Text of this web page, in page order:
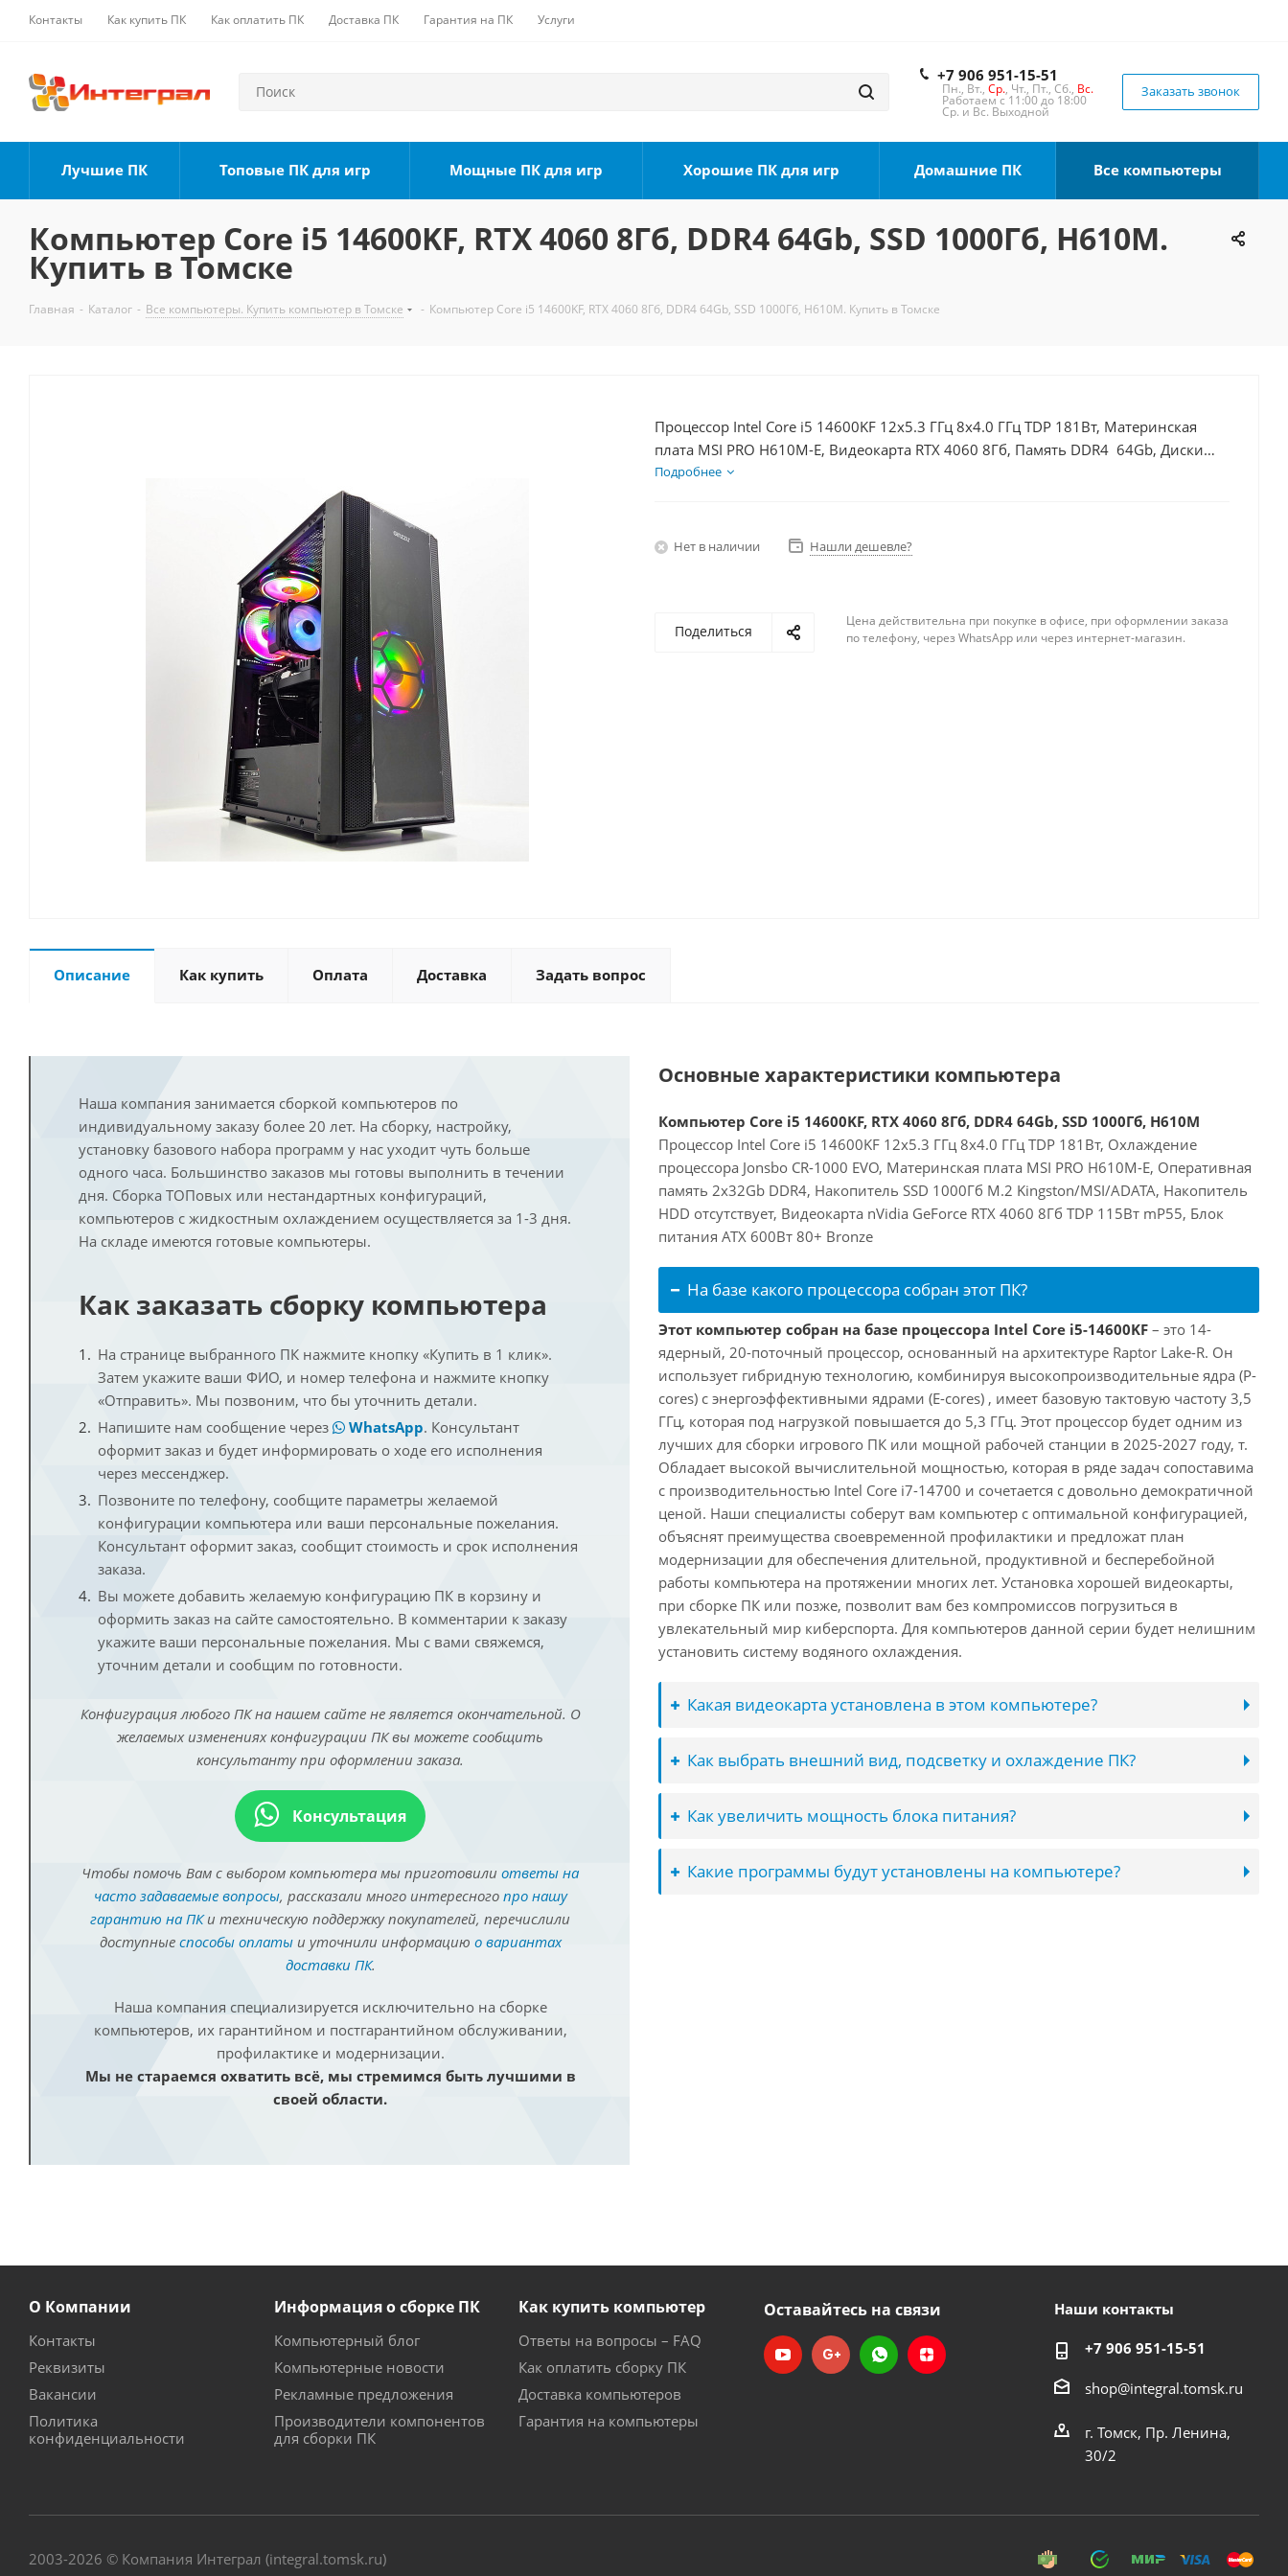
Контакты Как купить ПК Как оплатить ПК Доставка ПК Гарантия на ПК Услуги
+7 906 951-15-51
Пн., Вт., Ср., Чт., Пт., Сб., Вс.
Работаем с 11:00 до 18:00
Ср. и Вс. Выходной
Заказать звонок
Лучшие ПК Топовые ПК для игр Мощные ПК для игр Хорошие ПК для игр Домашние ПК Все компьютеры
Компьютер Core i5 14600KF, RTX 4060 8Гб, DDR4 64Gb, SSD 1000Гб, H610M.
Купить в Томске
Главная - Каталог - Все компьютеры. Купить компьютер в Томске - Компьютер Core i5 14600KF, RTX 4060 8Гб, DDR4 64Gb, SSD 1000Гб, H610M. Купить в Томске
Процессор Intel Core i5 14600KF 12x5.3 ГГц 8x4.0 ГГц TDP 181Вт, Материнская
плата MSI PRO H610M-E, Видеокарта RTX 4060 8Гб, Память DDR4 64Gb, Диски
SSD 1000Гб, БП 600Вт
Подробнее
Нет в наличии Нашли дешевле?
Поделиться
Цена действительна при покупке в офисе, при оформлении заказа
по телефону, через WhatsApp или через интернет-магазин.
Описание Как купить Оплата Доставка Задать вопрос
Наша компания занимается сборкой компьютеров по
индивидуальному заказу более 20 лет. На сборку, настройку,
установку базового набора программ у нас уходит чуть больше
одного часа. Большинство заказов мы готовы выполнить в течении
дня. Сборка ТОПовых или нестандартных конфигураций,
компьютеров с жидкостным охлаждением осуществляется за 1-3 дня.
На складе имеются готовые компьютеры.
Как заказать сборку компьютера
На странице выбранного ПК нажмите кнопку «Купить в 1 клик».
Затем укажите ваши ФИО, и номер телефона и нажмите кнопку
«Отправить». Мы позвоним, что бы уточнить детали.
Напишите нам сообщение через
WhatsApp. Консультант
оформит заказ и будет информировать о ходе его исполнения
через мессенджер.
Позвоните по телефону, сообщите параметры желаемой
конфигурации компьютера или ваши персональные пожелания.
Консультант оформит заказ, сообщит стоимость и срок исполнения
заказа.
Вы можете добавить желаемую конфигурацию ПК в корзину и
оформить заказ на сайте самостоятельно. В комментарии к заказу
укажите ваши персональные пожелания. Мы с вами свяжемся,
уточним детали и сообщим по готовности.
Конфигурация любого ПК на нашем сайте не является окончательной. О
желаемых изменениях конфигурации ПК вы можете сообщить
консультанту при оформлении заказа.
Консультация
Чтобы помочь Вам с выбором компьютера мы приготовили ответы на
часто задаваемые вопросы, рассказали много интересного про нашу
гарантию на ПКи техническую поддержку покупателей, перечислили
доступные способы оплатыи уточнили информацию о вариантах
доставки ПК.
Наша компания специализируется исключительно на сборке
компьютеров, их гарантийном и постгарантийном обслуживании,
профилактике и модернизации.
Мы не стараемся охватить всё, мы стремимся быть лучшими в
своей области.
Основные характеристики компьютера
Компьютер Core i5 14600KF, RTX 4060 8Гб, DDR4 64Gb, SSD 1000Гб, H610M
Процессор Intel Core i5 14600KF 12x5.3 ГГц 8x4.0 ГГц TDP 181Вт, Охлаждение
процессора Jonsbo CR-1000 EVO, Материнская плата MSI PRO H610M-E, Оперативная
память 2x32Gb DDR4, Накопитель SSD 1000Гб M.2 Kingston/MSI/ADATA, Накопитель
HDD отсутствует, Видеокарта nVidia GeForce RTX 4060 8Гб TDP 115Вт mP55, Блок
питания ATX 600Вт 80+ Bronze
На базе какого процессора собран этот ПК?
Этот компьютер собран на базе процессора Intel Core i5-14600KF – это 14-
ядерный, 20-поточный процессор, основанный на архитектуре Raptor Lake-R. Он
использует гибридную технологию, комбинируя высокопроизводительные ядра (P-
cores) с энергоэффективными ядрами (E-cores) , имеет базовую тактовую частоту 3,5
ГГц, которая под нагрузкой повышается до 5,3 ГГц. Этот процессор будет одним из
лучших для сборки игрового ПК или мощной рабочей станции в 2025-2027 году, т.
Обладает высокой вычислительной мощностью, которая в ряде задач сопоставима
с производительностью Intel Core i7-14700 и сочетается с довольно демократичной
ценой. Наши специалисты соберут вам компьютер с оптимальной конфигурацией,
объяснят преимущества своевременной профилактики и предложат план
модернизации для обеспечения длительной, продуктивной и бесперебойной
работы компьютера на протяжении многих лет. Установка хорошей видеокарты,
при сборке ПК или позже, позволит вам без компромиссов погрузиться в
увлекательный мир киберспорта. Для компьютеров данной серии будет нелишним
установить систему водяного охлаждения.
Какая видеокарта установлена в этом компьютере?
Как выбрать внешний вид, подсветку и охлаждение ПК?
Как увеличить мощность блока питания?
Какие программы будут установлены на компьютере?
О Компании
Контакты
Реквизиты
Вакансии
Политика
конфиденциальности
Информация о сборке ПК
Компьютерный блог
Компьютерные новости
Рекламные предложения
Производители компонентов
для сборки ПК
Как купить компьютер
Ответы на вопросы – FAQ
Как оплатить сборку ПК
Доставка компьютеров
Гарантия на компьютеры
Оставайтесь на связи Наши контакты
+7 906 951-15-51
shop@integral.tomsk.ru
г. Томск, Пр. Ленина,
30/2
2003-2026 © Компания Интеграл (integral.tomsk.ru)